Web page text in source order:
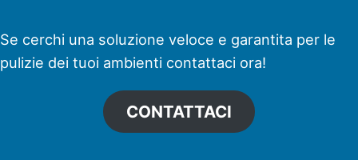
Se cerchi una soluzione veloce e garantita per le
pulizie dei tuoi ambienti contattaci ora!
CONTATTACI